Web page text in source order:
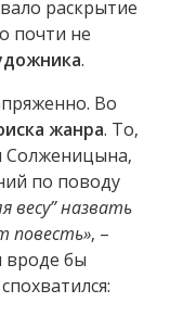
раскрытие
почти не
.
Во
жанра. То,
Солженицына,
по поводу
весу” назвать
повесть», –
вроде бы